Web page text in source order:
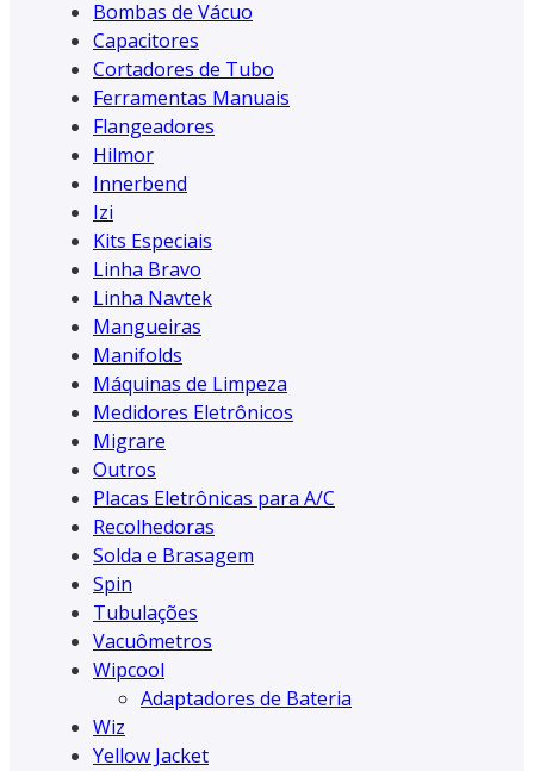
Bombas de Vácuo
Capacitores
Cortadores de Tubo
Ferramentas Manuais
Flangeadores
Hilmor
Innerbend
Izi
Kits Especiais
Linha Bravo
Linha Navtek
Mangueiras
Manifolds
Máquinas de Limpeza
Medidores Eletrônicos
Migrare
Outros
Placas Eletrônicas para A/C
Recolhedoras
Solda e Brasagem
Spin
Tubulações
Vacuômetros
Wipcool
Adaptadores de Bateria
Wiz
Yellow Jacket